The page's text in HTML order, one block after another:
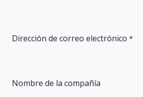
Dirección de correo electrónico *
Nombre de la compañía